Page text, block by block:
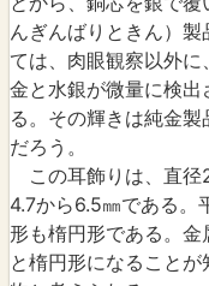
んぎんばりときん）
ては、肉眼観察以外に
金と水銀が微量に検
る。その輝きは純金
だろう。
この耳飾りは、直
4.7から6.5㎜である。
形も楕円形である。
と楕円形になること